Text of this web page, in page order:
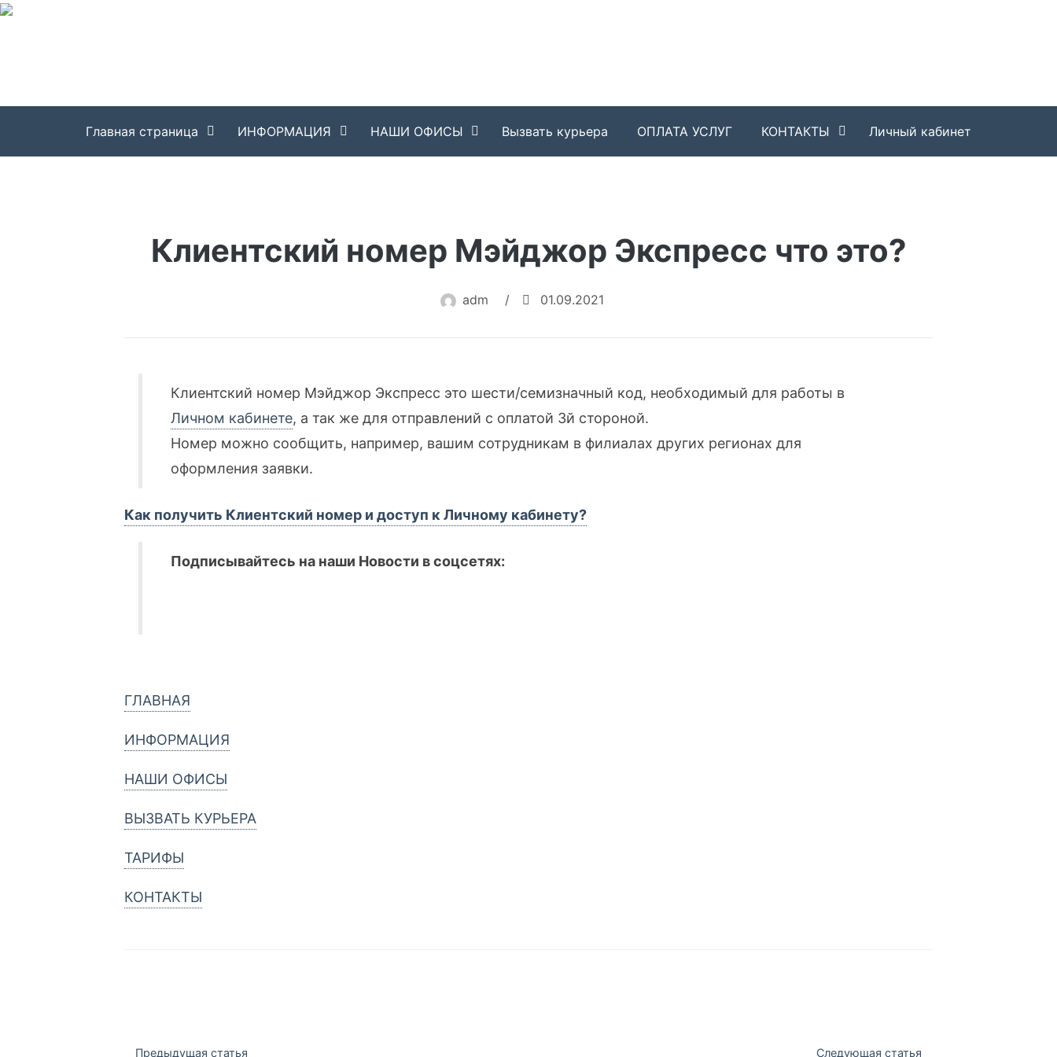
Главная страница ИНФОРМАЦИЯ НАШИ ОФИСЫ Вызвать курьера ОПЛАТА УСЛУГ КОНТАКТЫ Личный кабинет
Клиентский номер Мэйджор Экспресс что это?
adm / 01.09.2021
Клиентский номер Мэйджор Экспресс это шести/семизначный код, необходимый для работы в
Личном кабинете, а так же для отправлений с оплатой 3й стороной.
Номер можно сообщить, например, вашим сотрудникам в филиалах других регионах для
оформления заявки.
Как получить Клиентский номер и доступ к Личному кабинету?
Подписывайтесь на наши Новости в соцсетях:
ГЛАВНАЯ
ИНФОРМАЦИЯ
НАШИ ОФИСЫ
ВЫЗВАТЬ КУРЬЕРА
ТАРИФЫ
КОНТАКТЫ
Навигация
Предыдущая статья Следующая статья